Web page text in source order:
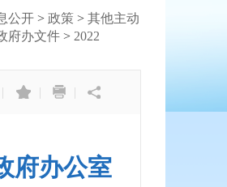
公开 > 政策 > 其他主动
府办文件 > 2022
| | |
府办公室